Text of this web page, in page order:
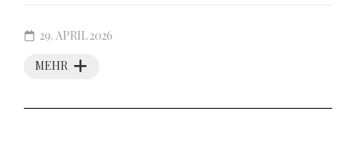
MEHR
29. APRIL 2026